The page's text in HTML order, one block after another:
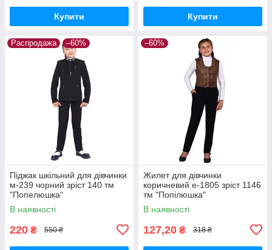
Купити Купити
Распродажа –60%
Піджак шкільний для дівчинки
м-239 чорний зріст 140 тм
"Попелюшка"
В наявності
220 ₴ 550 ₴
–60%
Жилет для дівчинки
коричневий е-1805 зріст 1146
тм "Попілюшка"
В наявності
127,20 ₴ 318 ₴